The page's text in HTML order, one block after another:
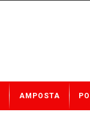
t
AMPOSTA